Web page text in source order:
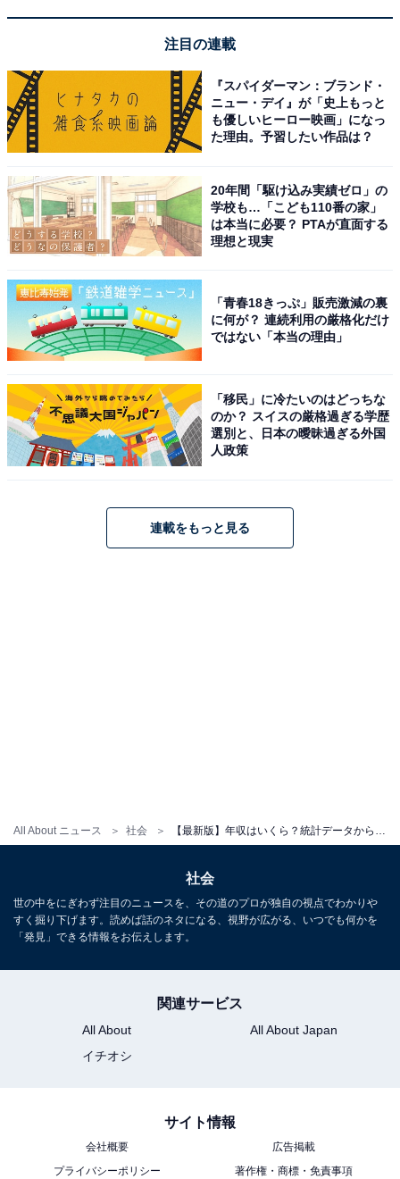
All About ニュース 社会
の業界別に、平均年収を示したものです。なお、業界別
の区分は性別ごとの数値がないため、男女合算での平均
情報通信業 平均598万円
サービス業 359万円
農林水産・鉱業 296万円
企業規模別の平均年収
とに示したグラフが下記です。
注目の連載
『スパイダーマン：ブランド・
ニュー・デイ』が「史上もっと
も優しいヒーロー映画」になっ
た理由。予習したい作品は？
20年間「駆け込み実績ゼロ」の
学校も…「こども110番の家」
は本当に必要？ PTAが直面する
理想と現実
「青春18きっぷ」販売激減の裏
に何が？ 連続利用の厳格化だけ
ではない「本当の理由」
「移民」に冷たいのはどっちな
のか？ スイスの厳格過ぎる学歴
選別と、日本の曖昧過ぎる外国
人政策
連載をもっと見る
社会
世の中をにぎわず注目のニュースを、その道のプロが独自の視点でわかりや
すく掘り下げます。読めば話のネタになる、視野が広がる、いつでも何かを
「発見」できる情報をお伝えします。
関連サービス
All About
All About Japan
イチオシ
サイト情報
会社概要
広告掲載
プライバシーポリシー
著作権・商標・免責事項